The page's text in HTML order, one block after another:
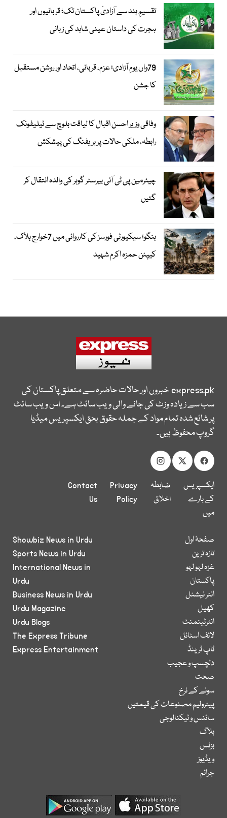
تقسیمِ ہند سے آزادیٔ پاکستان تک؛ قربانیوں اور
ہجرت کی داستان عینی شاہد کی زبانی
79واں یومِ آزادی؛ عزم، قربانی، اتحاد اور روشن مستقبل
کا جشن
وفاقی وزیر احسن اقبال کا لیاقت بلوچ سے ٹیلیفونک
رابطہ، ملکی حالات پر بریفنگ کی پیشکش
چیئرمین پی ٹی آئی بیرسٹر گوہر کی والدہ انتقال کر
گئیں
ہنگو؛ سیکیورٹی فورسز کی کارروائی میں 7خوارج ہلاک،
کیپٹن حمزہ اکرم شہید
express.pkخبروں اور حالات حاضرہ سے متعلق پاکستان کی
سب سے زیادہ وزٹ کی جانے والی ویب سائٹ ہے۔ اس ویب سائٹ
پر شائع شدہ تمام مواد کے جملہ حقوق بحق ایکسپریس میڈیا
گروپ محفوظ ہیں۔
ایکسپریس
کے بارے
میں
ضابطہ
اخلاق
Privacy
Policy
Contact
Us
صفحۂ اول
تازہ ترین
غزہ لہو لہو
پاکستان
انٹر نیشنل
کھیل
انٹرٹینمنٹ
لائف اسٹائل
ٹاپ ٹرینڈ
دلچسپ و عجیب
صحت
سونے کے نرخ
پیٹرولیم مصنوعات کی قیمتیں
سائنس و ٹیکنالوجی
بلاگ
بزنس
ویڈیوز
جرائم
Showbiz News in Urdu
Sports News in Urdu
International News in
Urdu
Business News in Urdu
Urdu Magazine
Urdu Blogs
The Express Tribune
Express Entertainment